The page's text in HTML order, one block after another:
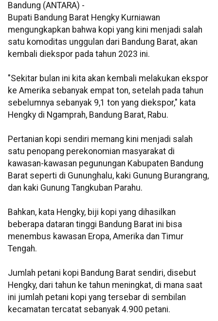
Bandung (ANTARA) -
Bupati Bandung Barat Hengky Kurniawan
mengungkapkan bahwa kopi yang kini menjadi salah
satu komoditas unggulan dari Bandung Barat, akan
kembali diekspor pada tahun 2023 ini.
"Sekitar bulan ini kita akan kembali melakukan ekspor
ke Amerika sebanyak empat ton, setelah pada tahun
sebelumnya sebanyak 9,1 ton yang diekspor," kata
Hengky di Ngamprah, Bandung Barat, Rabu.
Pertanian kopi sendiri memang kini menjadi salah
satu penopang perekonomian masyarakat di
kawasan-kawasan pegunungan Kabupaten Bandung
Barat seperti di Gununghalu, kaki Gunung Burangrang,
dan kaki Gunung Tangkuban Parahu.
Bahkan, kata Hengky, biji kopi yang dihasilkan
beberapa dataran tinggi Bandung Barat ini bisa
menembus kawasan Eropa, Amerika dan Timur
Tengah.
Jumlah petani kopi Bandung Barat sendiri, disebut
Hengky, dari tahun ke tahun meningkat, di mana saat
ini jumlah petani kopi yang tersebar di sembilan
kecamatan tercatat sebanyak 4.900 petani.